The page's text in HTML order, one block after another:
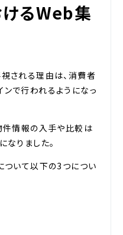
るWeb集
される理由は、消費者
で行われるようになっ
件情報の入手や比較は
なりました。
ついて以下の3つについ